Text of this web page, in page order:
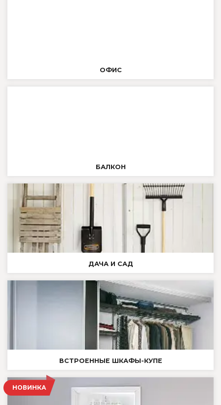
ОФИС
БАЛКОН
ДАЧА И САД
ВСТРОЕННЫЕ ШКАФЫ-КУПЕ
НОВИНКА